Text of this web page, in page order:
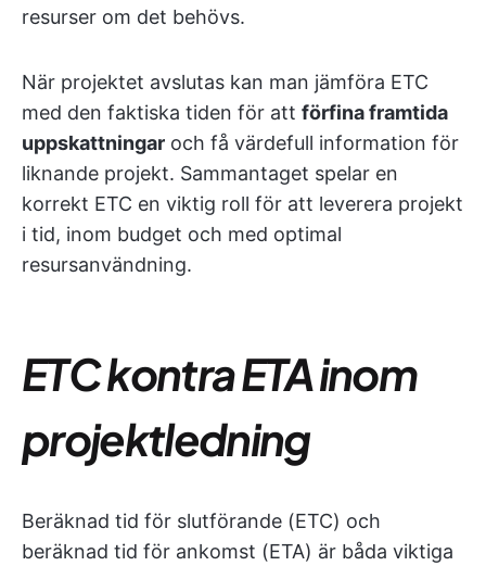
resurser om det behövs.
När projektet avslutas kan man jämföra ETC
med den faktiska tiden för att förfina framtida
uppskattningar och få värdefull information för
liknande projekt. Sammantaget spelar en
korrekt ETC en viktig roll för att leverera projekt
i tid, inom budget och med optimal
resursanvändning.
ETC kontra ETA inom
projektledning
Beräknad tid för slutförande (ETC) och
beräknad tid för ankomst (ETA) är båda viktiga